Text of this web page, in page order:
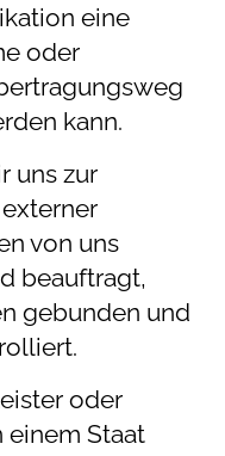
eine
oder
kann.
uns zur
von uns
beauftragt,
gebunden und
oder
einem Staat